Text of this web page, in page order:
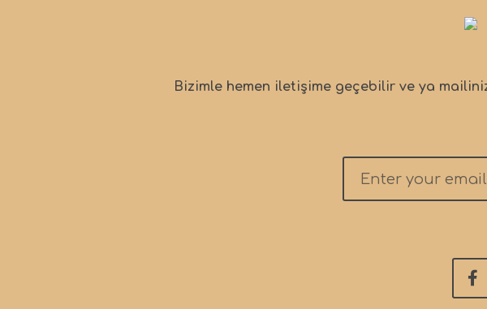
Bizimle hemen iletişime geçebilir ve ya